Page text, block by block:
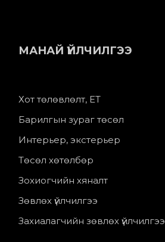
МАНАЙ ҮЙЛЧИЛГЭЭ
Хот төлөвлөлт, ЕТ
Барилгын зураг төсөл
Интерьер, экстерьер
Төсөл хөтөлбөр
Зохиогчийн хяналт
Зөвлөх үйлчилгээ
Захиалагчийн зөвлөх үйлчилгээ